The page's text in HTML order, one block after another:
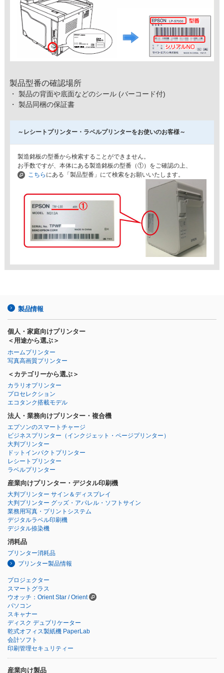
製品型番の確認場所
・ 製品の背面や底面などのシール (バーコード付)
・ 製品同梱の保証書
～レシートプリンター・ラベルプリンターをお使いのお客様～
製造銘板の型番から検索することができません。
お手数ですが、本体にある製造銘板の型番（①）をご確認の上、
こちら にある「製品型番」にて検索をお願いいたします。
製品情報
個人・家庭向けプリンター
＜用途から選ぶ＞
ホームプリンター
写真高画質プリンター
＜カテゴリーから選ぶ＞
カラリオプリンター
プロセレクション
エコタンク搭載モデル
法人・業務向けプリンター・複合機
エプソンのスマートチャージ
ビジネスプリンター （インクジェット・ページプリンター）
大判プリンター
ドットインパクトプリンター
レシートプリンター
ラベルプリンター
産業向けプリンター・デジタル印刷機
大判プリンター サイン＆ディスプレイ
大判プリンター グッズ・アパレル・ソフトサイン
業務用写真・プリントシステム
デジタルラベル印刷機
デジタル捺染機
消耗品
プリンター消耗品
プリンター製品情報
プロジェクター
スマートグラス
ウオッチ：Orient Star / Orient
パソコン
スキャナー
ディスク デュプリケーター
乾式オフィス製紙機 PaperLab
会計ソフト
印刷管理セキュリティー
産業向け製品